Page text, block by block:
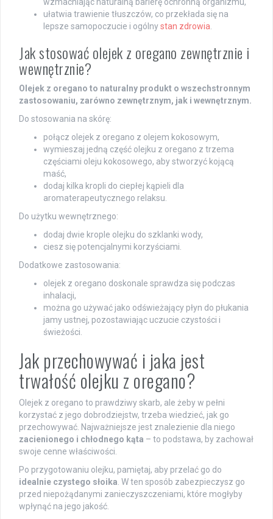
wzmacniając naturalną barierę ochronną organizmu,
ułatwia trawienie tłuszczów, co przekłada się na
lepsze samopoczucie i ogólnystan zdrowia.
Jak stosować olejek z oregano zewnętrznie i
wewnętrznie?
Olejek z oregano to naturalny produkt o wszechstronnym
zastosowaniu, zarówno zewnętrznym, jak i wewnętrznym.
Do stosowania na skórę:
połącz olejek z oregano z olejem kokosowym,
wymieszaj jedną część olejku z oregano z trzema
częściami oleju kokosowego, aby stworzyć kojącą
maść,
dodaj kilka kropli do ciepłej kąpieli dla
aromaterapeutycznego relaksu.
Do użytku wewnętrznego:
dodaj dwie krople olejku do szklanki wody,
ciesz się potencjalnymi korzyściami.
Dodatkowe zastosowania:
olejek z oregano doskonale sprawdza się podczas
inhalacji,
można go używać jako odświeżający płyn do płukania
jamy ustnej, pozostawiając uczucie czystości i
świeżości.
Jak przechowywać i jaka jest
trwałość olejku z oregano?
Olejek z oregano to prawdziwy skarb, ale żeby w pełni
korzystać z jego dobrodziejstw, trzeba wiedzieć, jak go
przechowywać. Najważniejsze jest znalezienie dla niego
zacienionego i chłodnego kąta – to podstawa, by zachował
swoje cenne właściwości.
Po przygotowaniu olejku, pamiętaj, aby przelać go do
idealnie czystego słoika. W ten sposób zabezpieczysz go
przed niepożądanymi zanieczyszczeniami, które mogłyby
wpłynąć na jego jakość.